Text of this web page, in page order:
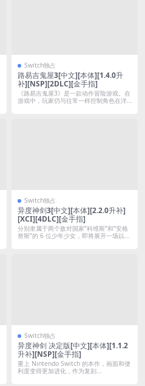
Switch独占
路易吉鬼屋3[中文][本体][1.4.0升
补][NSP][2DLC][金手指]
《路易吉鬼屋3》是一款动作冒险游戏。在
游戏中，玩家仍与往常一样控制角色在洋
Switch独占
异度神剑3[中文][本体][2.2.0升补]
[XCI][4DLC][金手指]
分别隶属于两个敌对国家“科维斯”和“安格
努斯”的 6 位少年少女，即将展开一场以...
Switch独占
异度神剑 决定版[中文][本体][1.1.2
升补][NSP][金手指]
重上 Nintendo Switch 的本作，画面和便
利度变得更加进化，作为复刻...